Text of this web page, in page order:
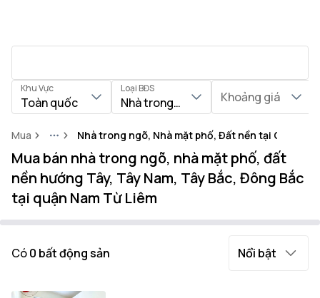
Khu Vực
Toàn quốc
Loại BĐS
Nhà trong ngõ, Nhà mặt phố, Đất nền
Khoảng giá
Mua MoreNhà trong ngõ, Nhà mặt phố, Đất nền tại Quận
Mua bán nhà trong ngõ, nhà mặt phố, đất
nền hướng Tây, Tây Nam, Tây Bắc, Đông Bắc
tại quận Nam Từ Liêm
Có0 bất động sản Nổi bật